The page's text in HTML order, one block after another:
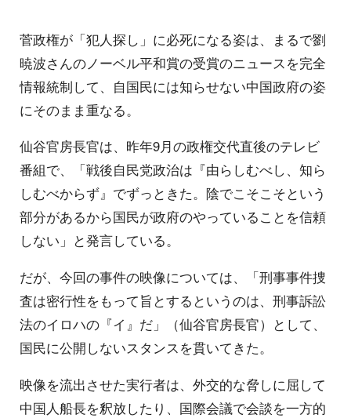
菅政権が「犯人探し」に必死になる姿は、まるで劉
暁波さんのノーベル平和賞の受賞のニュースを完全
情報統制して、自国民には知らせない中国政府の姿
にそのまま重なる。
仙谷官房長官は、昨年9月の政権交代直後のテレビ
番組で、「戦後自民党政治は『由らしむべし、知ら
しむべからず』でずっときた。陰でこそこそという
部分があるから国民が政府のやっていることを信頼
しない」と発言している。
だが、今回の事件の映像については、「刑事事件捜
査は密行性をもって旨とするというのは、刑事訴訟
法のイロハの『イ』だ」（仙谷官房長官）として、
国民に公開しないスタンスを貫いてきた。
映像を流出させた実行者は、外交的な脅しに屈して
中国人船長を釈放したり、国際会議で会談を一方的